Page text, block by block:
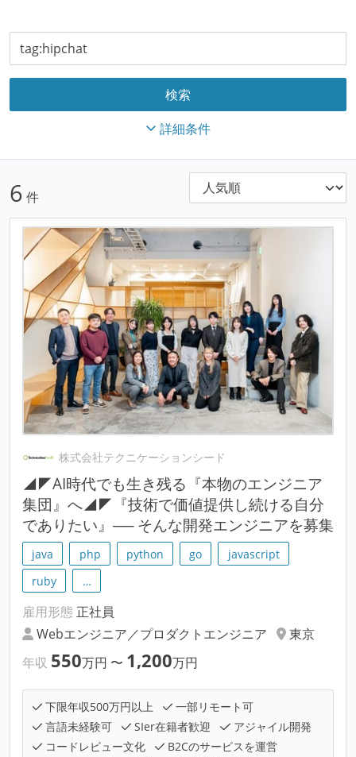
詳細条件
6 件
株式会社テクニケーションシード
◢◤AI時代でも生き残る『本物のエンジニア
集団』へ◢◤『技術で価値提供し続ける自分
でありたい』── そんな開発エンジニアを募集
java php python go
javascript
ruby
…
雇用形態 正社員
Webエンジニア／プロダクトエンジニア
東京
年収 550万円 〜 1,200万円
下限年収500万円以上
一部リモート可
言語未経験可
SIer在籍者歓迎
アジャイル開発
コードレビュー文化
B2Cのサービスを運営